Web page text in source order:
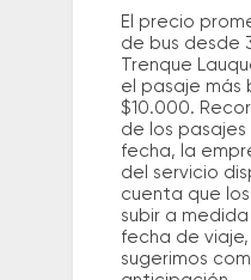
El precio
de bus desde
Trenque
el pasaje
$10.000.
de los
fecha, la
del servicio
cuenta que
subir a
fecha de
sugerimos